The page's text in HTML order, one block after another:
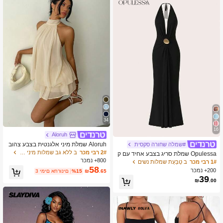
16
#שמלה שחורה סקסית
Opulessa שמלת סריג בצבע אחיד עם ק
ולר וגב אחד לנשים
1# רבי מכר
ב טַבַּעַת שמלות נשים
200+ נמכר
₪39.00
34
Aloruh
Aloruh שמלת מיני אלגנטית בצבע צהוב
בהיר עם קשירה וקוטר לנשים
2# רבי מכר
800+ נמכר
₪58.65
%15 3 ימים אחרונים